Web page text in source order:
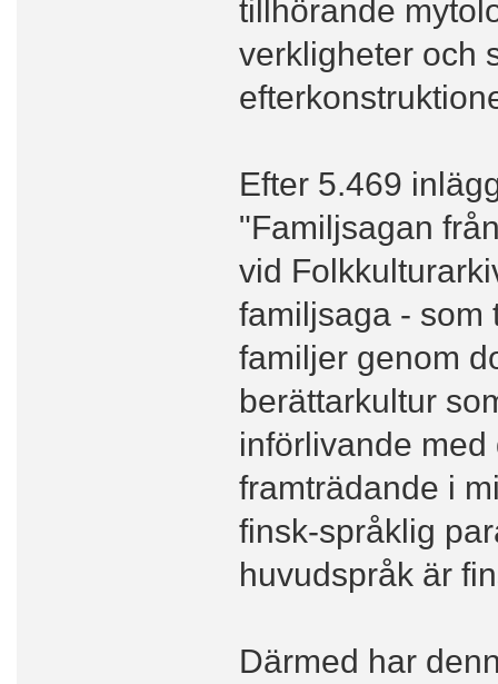
tillhörande
verkligheter och
Efter 5.469
"Familjsagan
vid
familjsaga - som
familjer genom
berättarkultur
införlivande
framträdande i
finsk-språklig
huvudspråk är
Därmed har